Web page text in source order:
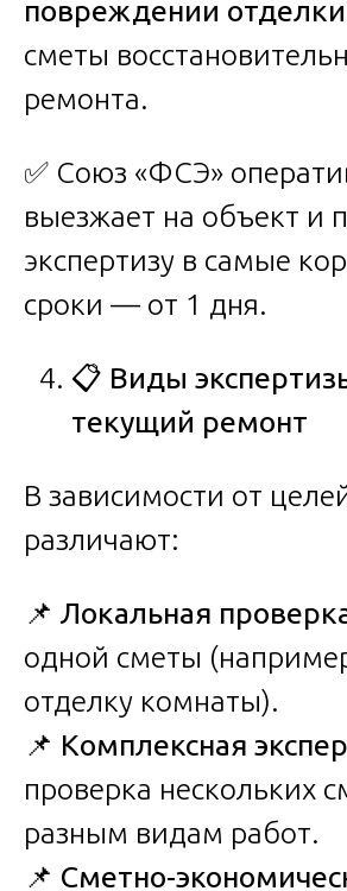
повреждении отделки
сметы
ремонта.
✅ Союз «ФСЭ»
выезжает на объект и
экспертизу в самые
сроки — от 1 дня.
📋 Виды
текущий ремонт
В зависимости от
различают:
📌 Локальная
одной сметы
отделку комнаты).
📌 Комплексная
проверка нескольких
разным видам работ.
📌 Сметно-